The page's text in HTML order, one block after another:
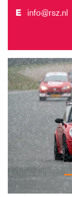
E info@rsz.nl